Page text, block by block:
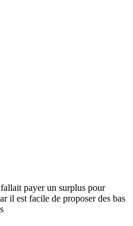
payer un surplus pour
il est facile de proposer des bas